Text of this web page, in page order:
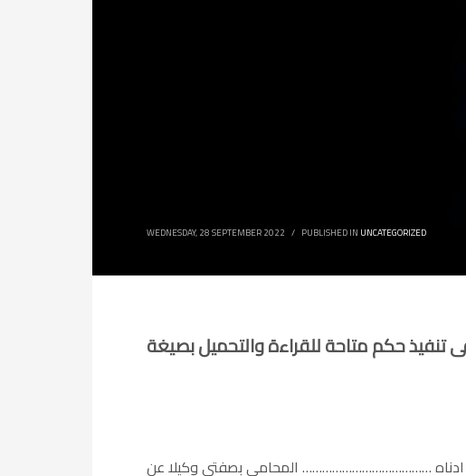
WEDNESDAY, 28 SEPTEMBER 2022 / PUBLISHED IN UNCATEGORIZED